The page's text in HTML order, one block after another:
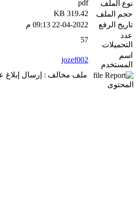
نوع الملف
pdf
حجم الملف
319.42 KB
تاريخ الرفع
22-04-2022 09:13 م
عدد
التحميلات
57
اسم
المستخدم
jozef002
ملف مخالف : إرسال إبلاغ
المحتوى